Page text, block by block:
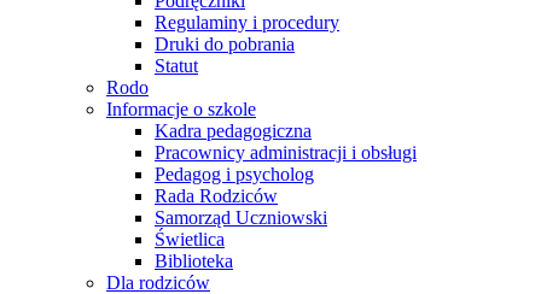
Regulaminy i procedury
Druki do pobrania
Statut
Rodo
Informacje o szkole
Kadra pedagogiczna
Pracownicy administracji i obsługi
Pedagog i psycholog
Rada Rodziców
Samorząd Uczniowski
Świetlica
Biblioteka
Dla rodziców